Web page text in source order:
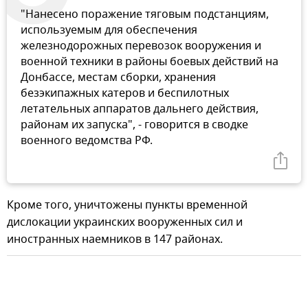
"Нанесено поражение тяговым подстанциям,
используемым для обеспечения
железнодорожных перевозок вооружения и
военной техники в районы боевых действий на
Донбассе, местам сборки, хранения
безэкипажных катеров и беспилотных
летательных аппаратов дальнего действия,
районам их запуска", - говорится в сводке
военного ведомства РФ.
Кроме того, уничтожены пункты временной
дислокации украинских вооруженных сил и
иностранных наемников в 147 районах.